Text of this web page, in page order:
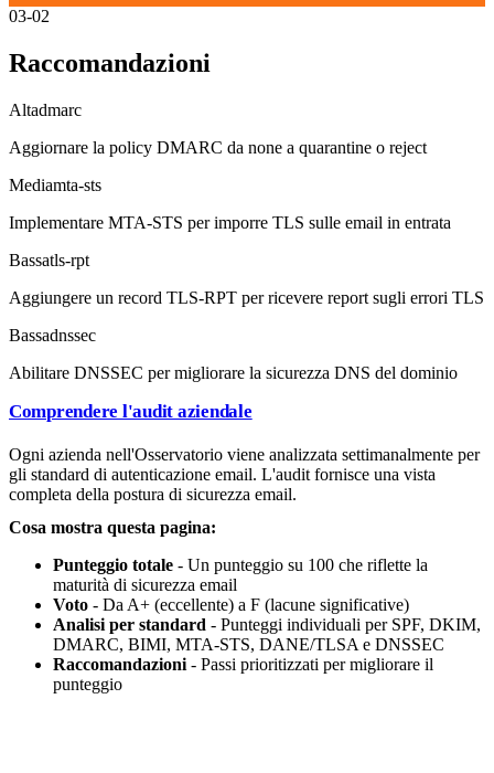
03-02
Raccomandazioni
Altadmarc
Aggiornare la policy DMARC da none a quarantine o reject
Mediamta-sts
Implementare MTA-STS per imporre TLS sulle email in entrata
Bassatls-rpt
Aggiungere un record TLS-RPT per ricevere report sugli errori TLS
Bassadnssec
Abilitare DNSSEC per migliorare la sicurezza DNS del dominio
Comprendere l'audit aziendale
Ogni azienda nell'Osservatorio viene analizzata settimanalmente per
gli standard di autenticazione email. L'audit fornisce una vista
completa della postura di sicurezza email.
Cosa mostra questa pagina:
Punteggio totale - Un punteggio su 100 che riflette la
maturità di sicurezza email
Voto - Da A+ (eccellente) a F (lacune significative)
Analisi per standard - Punteggi individuali per SPF, DKIM,
DMARC, BIMI, MTA-STS, DANE/TLSA e DNSSEC
Raccomandazioni - Passi prioritizzati per migliorare il
punteggio